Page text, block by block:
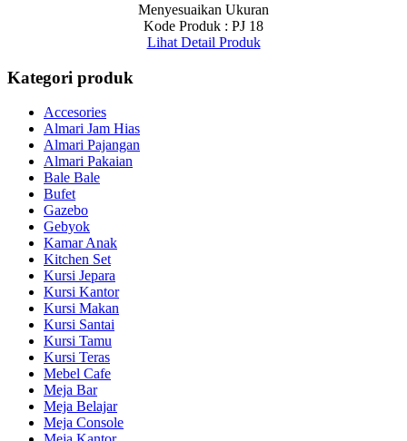
Menyesuaikan Ukuran
Kode Produk : PJ 18
Lihat Detail Produk
Kategori produk
Accesories
Almari Jam Hias
Almari Pajangan
Almari Pakaian
Bale Bale
Bufet
Gazebo
Gebyok
Kamar Anak
Kitchen Set
Kursi Jepara
Kursi Kantor
Kursi Makan
Kursi Santai
Kursi Tamu
Kursi Teras
Mebel Cafe
Meja Bar
Meja Belajar
Meja Console